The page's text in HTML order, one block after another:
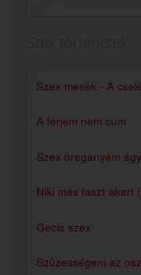
Szex mesék - A
A férjem nem cum
Szex öreganyám
Niki más faszt akart
Gecis szex
Szüzességem az